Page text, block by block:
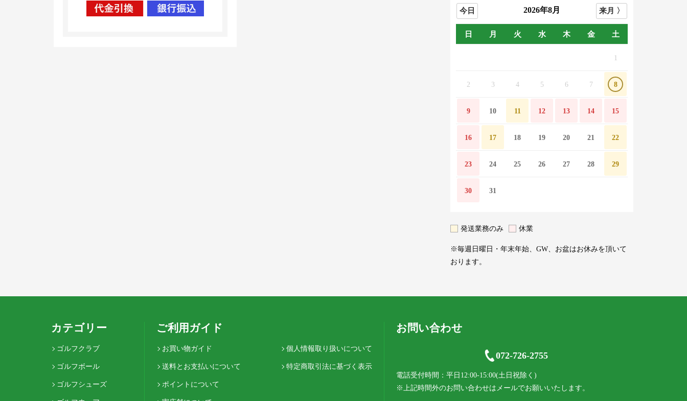
2026年8月
日 月 火 水 木 金 土
1
2 3 4 5 6 7 8
9 10 11 12 13 14 15
16 17 18 19 20 21 22
23 24 25 26 27 28 29
30 31
発送業務のみ 休業
※毎週日曜日・年末年始、GW、お盆はお休みを頂いて
おります。
カテゴリー
ゴルフクラブ
ゴルフボール
ゴルフシューズ
ご利用ガイド
お買い物ガイド
送料とお支払いについて
ポイントについて
個人情報取り扱いについて
特定商取引法に基づく表示
お問い合わせ
072-726-2755
電話受付時間：平日12:00-15:00(土日祝除く)
※上記時間外のお問い合わせはメールでお願いいたします。